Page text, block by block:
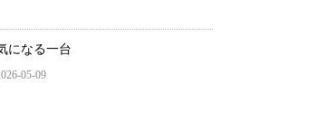
になる一台
05-09